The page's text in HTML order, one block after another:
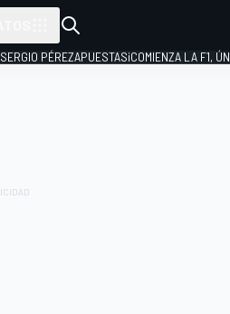
SERGIO PÉREZAPUESTAS¡COMIENZA LA F1,